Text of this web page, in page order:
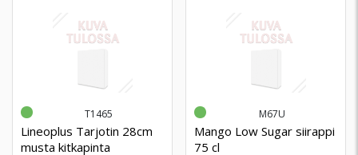
T1465
Lineoplus Tarjotin 28cm
musta kitkapinta
M67U
Mango Low Sugar siirappi
75 cl